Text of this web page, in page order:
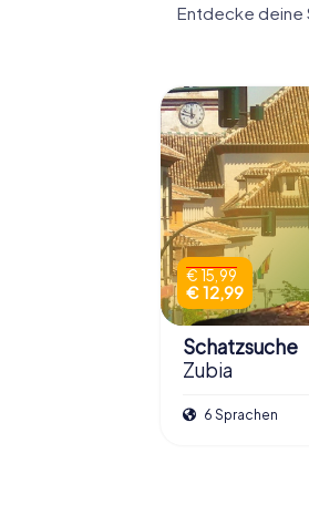
Entdecke deine
€ 15,99
€ 12,99
Schatzsuche
Zubia
6 Sprachen